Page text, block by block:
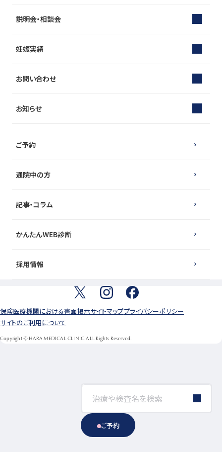
説明会・相談会
妊娠実績
お問い合わせ
お知らせ
通院中の方
ご予約
記事・コラム
かんたんWEB診断
採用情報
保険医療機関における書面掲示サイトマッププライバシーポリシー
サイトのご利用について
Copyright © HARA MEDICAL CLINIC.ALL Rights Reserved.
ご予約